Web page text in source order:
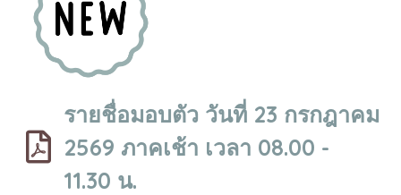
รายชื่อมอบตัว วันที่ 23 กรกฎาคม
2569 ภาคเช้า เวลา 08.00 -
11.30 น.